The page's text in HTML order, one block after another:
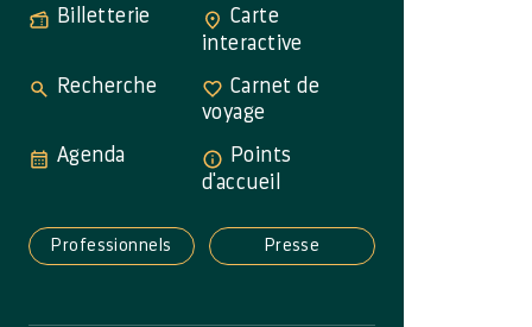
Billetterie
Carte
interactive
Recherche
Carnet de
voyage
Agenda
Points
d'accueil
Professionnels Presse